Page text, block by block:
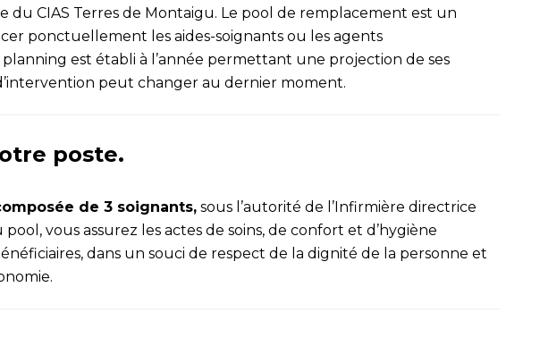
du CIAS Terres de Montaigu. Le pool de remplacement est un
ponctuellement les aides-soignants ou les agents
est établi à l’année permettant une projection de ses
peut changer au dernier moment.
poste.
de 3 soignants, sous l’autorité de l’Infirmière directrice
vous assurez les actes de soins, de confort et d’hygiène
dans un souci de respect de la dignité de la personne et